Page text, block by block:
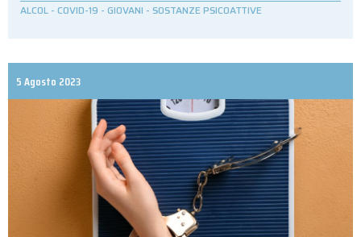
ALCOL - COVID-19 - GIOVANI - SOSTANZE PSICOATTIVE
5 Agosto 2023